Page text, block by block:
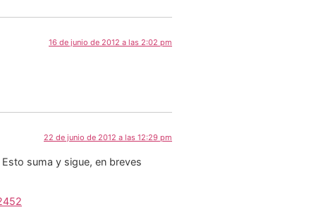
16 de junio de 2012 a las 2:02 pm
22 de junio de 2012 a las 12:29 pm
suma y sigue, en breves